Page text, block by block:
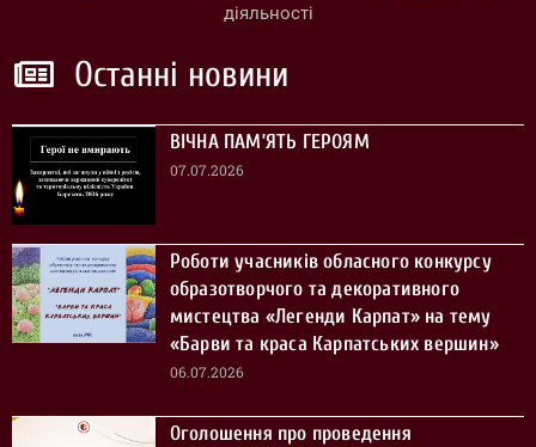
діяльності
Останні новини
ВІЧНА ПАМ’ЯТЬ ГЕРОЯМ
07.07.2026
Роботи учасників обласного конкурсу
образотворчого та декоративного
мистецтва «Легенди Карпат» на тему
«Барви та краса Карпатських вершин»
06.07.2026
Оголошення про проведення